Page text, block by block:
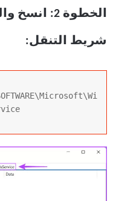
الخطوة 2: انسخ
شريط التنقل: